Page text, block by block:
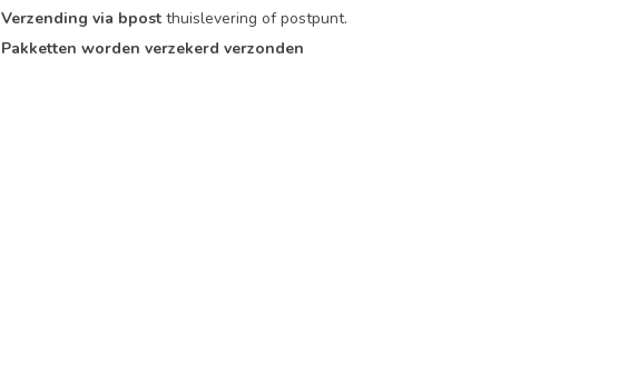
Verzending via bpostthuislevering of postpunt.
Pakketten worden verzekerd verzonden